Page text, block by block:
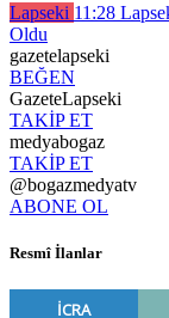
Lapseki 11:28
Oldu
gazetelapseki
BEĞEN
GazeteLapseki
TAKİP ET
medyabogaz
TAKİP ET
@bogazmedyatv
ABONE OL
Resmî İlanlar